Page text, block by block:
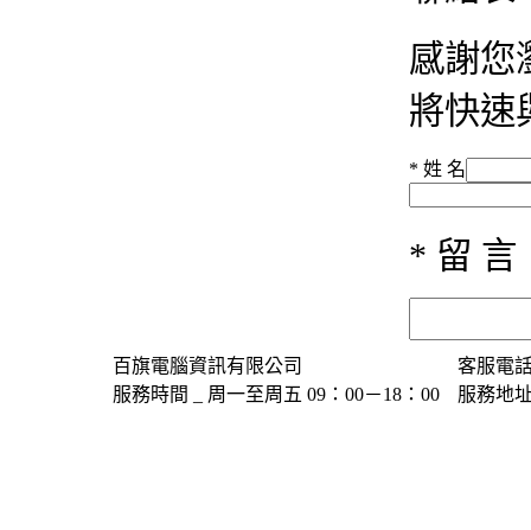
感謝您
將快速
* 姓 名
* 留 言
百旗電腦資訊有限公司
服務時間 _ 周一至周五 09：00－18：00
客服電
服務地